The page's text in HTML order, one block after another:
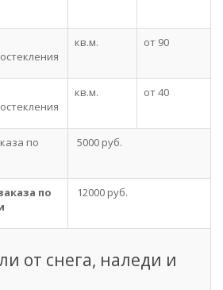
кв.м. от 90
кв.м. от 40
по
5000 руб.
по
12000 руб.
от снега, наледи и